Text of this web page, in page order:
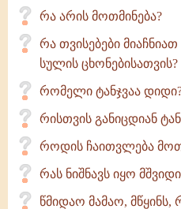
რა არის მოთმინება?
რა თვისებები
სულის ცხონებისათვის?
რომელი ტანჯვაა
რისთვის განიცდიან
როდის ჩაითვლება
რას ნიშნავს იყო
წმიდაო მამაო, მწყინს,